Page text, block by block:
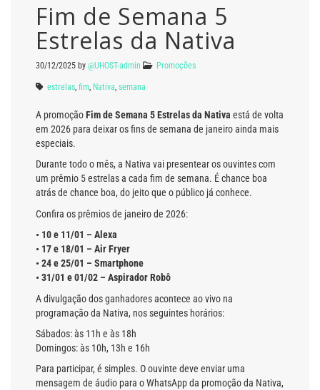
Fim de Semana 5
Estrelas da Nativa
30/12/2025 by @UHOST-admin Promoções
estrelas, fim, Nativa, semana
A promoçãoFim de Semana 5 Estrelas da Nativa está de volta
em 2026 para deixar os fins de semana de janeiro ainda mais
especiais.
Durante todo o mês, a Nativa vai presentear os ouvintes com
um prêmio 5 estrelas a cada fim de semana. É chance boa
atrás de chance boa, do jeito que o público já conhece.
Confira os prêmios de janeiro de 2026:
• 10 e 11/01 – Alexa
• 17 e 18/01 – Air Fryer
• 24 e 25/01 – Smartphone
• 31/01 e 01/02 – Aspirador Robô
A divulgação dos ganhadores acontece ao vivo na
programação da Nativa, nos seguintes horários:
Sábados: às 11h e às 18h
Domingos: às 10h, 13h e 16h
Para participar, é simples. O ouvinte deve enviar uma
mensagem de áudio para o WhatsApp da promoção da Nativa,